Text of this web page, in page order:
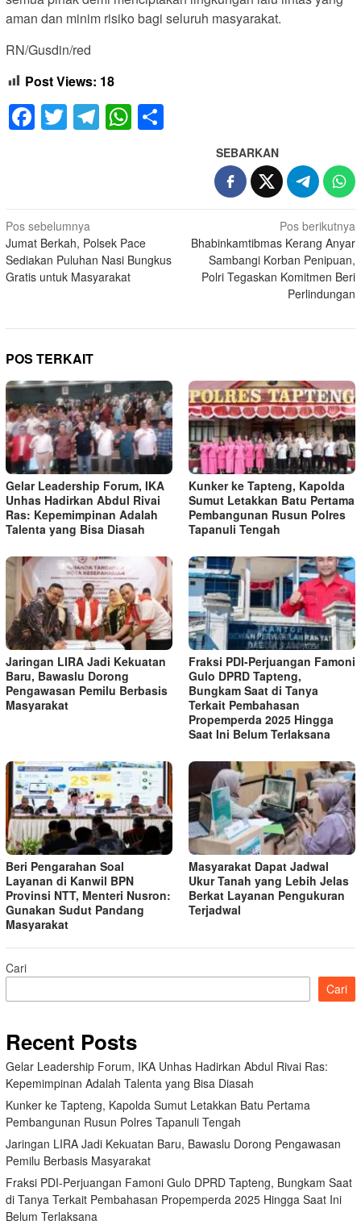
aman dan minim risiko bagi seluruh masyarakat.
RN/Gusdin/red
Post Views: 18
Facebook
TwitterTelegram
WhatsApp
SEBARKAN
Navigasi
pos
Pos sebelumnya
Jumat Berkah, Polsek Pace
Sediakan Puluhan Nasi Bungkus
Gratis untuk Masyarakat
Pos berikutnya
Bhabinkamtibmas Kerang Anyar
Sambangi Korban Penipuan,
Polri Tegaskan Komitmen Beri
Perlindungan
POS TERKAIT
Gelar Leadership Forum, IKA
Unhas Hadirkan Abdul Rivai
Ras: Kepemimpinan Adalah
Talenta yang Bisa Diasah
Kunker ke Tapteng, Kapolda
Sumut Letakkan Batu Pertama
Pembangunan Rusun Polres
Tapanuli Tengah
Jaringan LIRA Jadi Kekuatan
Baru, Bawaslu Dorong
Pengawasan Pemilu Berbasis
Masyarakat
Fraksi PDI-Perjuangan Famoni
Gulo DPRD Tapteng,
Bungkam Saat di Tanya
Terkait Pembahasan
Propemperda 2025 Hingga
Saat Ini Belum Terlaksana
Beri Pengarahan Soal
Layanan di Kanwil BPN
Provinsi NTT, Menteri Nusron:
Gunakan Sudut Pandang
Masyarakat
Masyarakat Dapat Jadwal
Ukur Tanah yang Lebih Jelas
Berkat Layanan Pengukuran
Terjadwal
Cari
Cari
Recent Posts
Gelar Leadership Forum, IKA Unhas Hadirkan Abdul Rivai Ras:
Kepemimpinan Adalah Talenta yang Bisa Diasah
Kunker ke Tapteng, Kapolda Sumut Letakkan Batu Pertama
Pembangunan Rusun Polres Tapanuli Tengah
Jaringan LIRA Jadi Kekuatan Baru, Bawaslu Dorong Pengawasan
Pemilu Berbasis Masyarakat
Fraksi PDI-Perjuangan Famoni Gulo DPRD Tapteng, Bungkam Saat
di Tanya Terkait Pembahasan Propemperda 2025 Hingga Saat Ini
Belum Terlaksana